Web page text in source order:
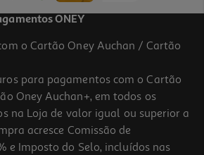
ONEY
o Cartão Oney Auchan / Cartão
para pagamentos com o Cartão
Oney Auchan+, em todos os
na Loja de valor igual ou superior a
acresce Comissão de
e Imposto do Selo, incluídos nas